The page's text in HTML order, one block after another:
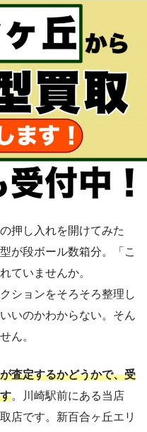
押し入れを開けてみた
が段ボール数箱分。「こ
ていませんか。
ションをそろそろ整理し
いのかわからない。そん
ん。
査定するかどうかで、受
。川崎駅前にある当店
店です。新百合ヶ丘エリ